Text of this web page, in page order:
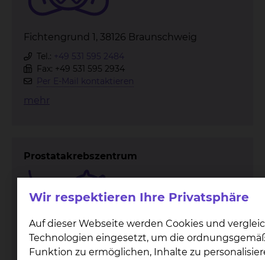
Fichtengrund 1, 38126 Braunschweig
Tel.: +49 531 595 2484
Fax: +49 531 595 2934
Per E-Mail kontaktieren
mehr
Prostatakrebszentrum
Wir respektieren Ihre Privatsphäre
Auf dieser Webseite werden Cookies und
Technologien eingesetzt, um die
Funktion zu ermöglichen, Inhalte zu